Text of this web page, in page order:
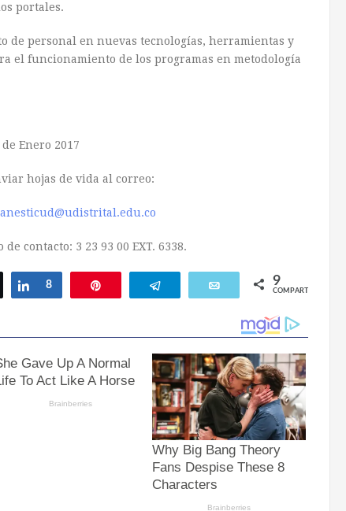
portales.
de personal en nuevas tecnologías, herramientas y
el funcionamiento de los programas en metodología
de Enero 2017
hojas de vida al correo:
de contacto: 3 23 93 00 EXT. 6338.
Compartir
8 Telegram Email 9
COMPARTIR